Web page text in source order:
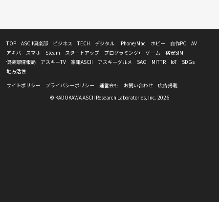
TOP ASCII倶楽部 ビジネス TECH デジタル iPhone/Mac ホビー 自作PC
AV
アキバ
スマホ Steam スタートアップ プログラミング+ ゲーム
格安SIM
倶楽部情報局
アスキーTV 家電ASCII アスキーグルメ SAO MITTR IoT
SDGs
地方活性
サイトポリシー
プライバシーポリシー 運営会社 お問い合わせ
広告掲載
© KADOKAWA ASCII Research Laboratories, Inc. 2026